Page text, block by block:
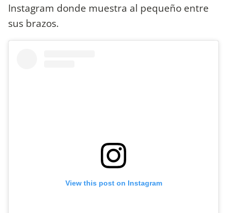
Instagram donde muestra al pequeño entre
sus brazos.
View this post on Instagram